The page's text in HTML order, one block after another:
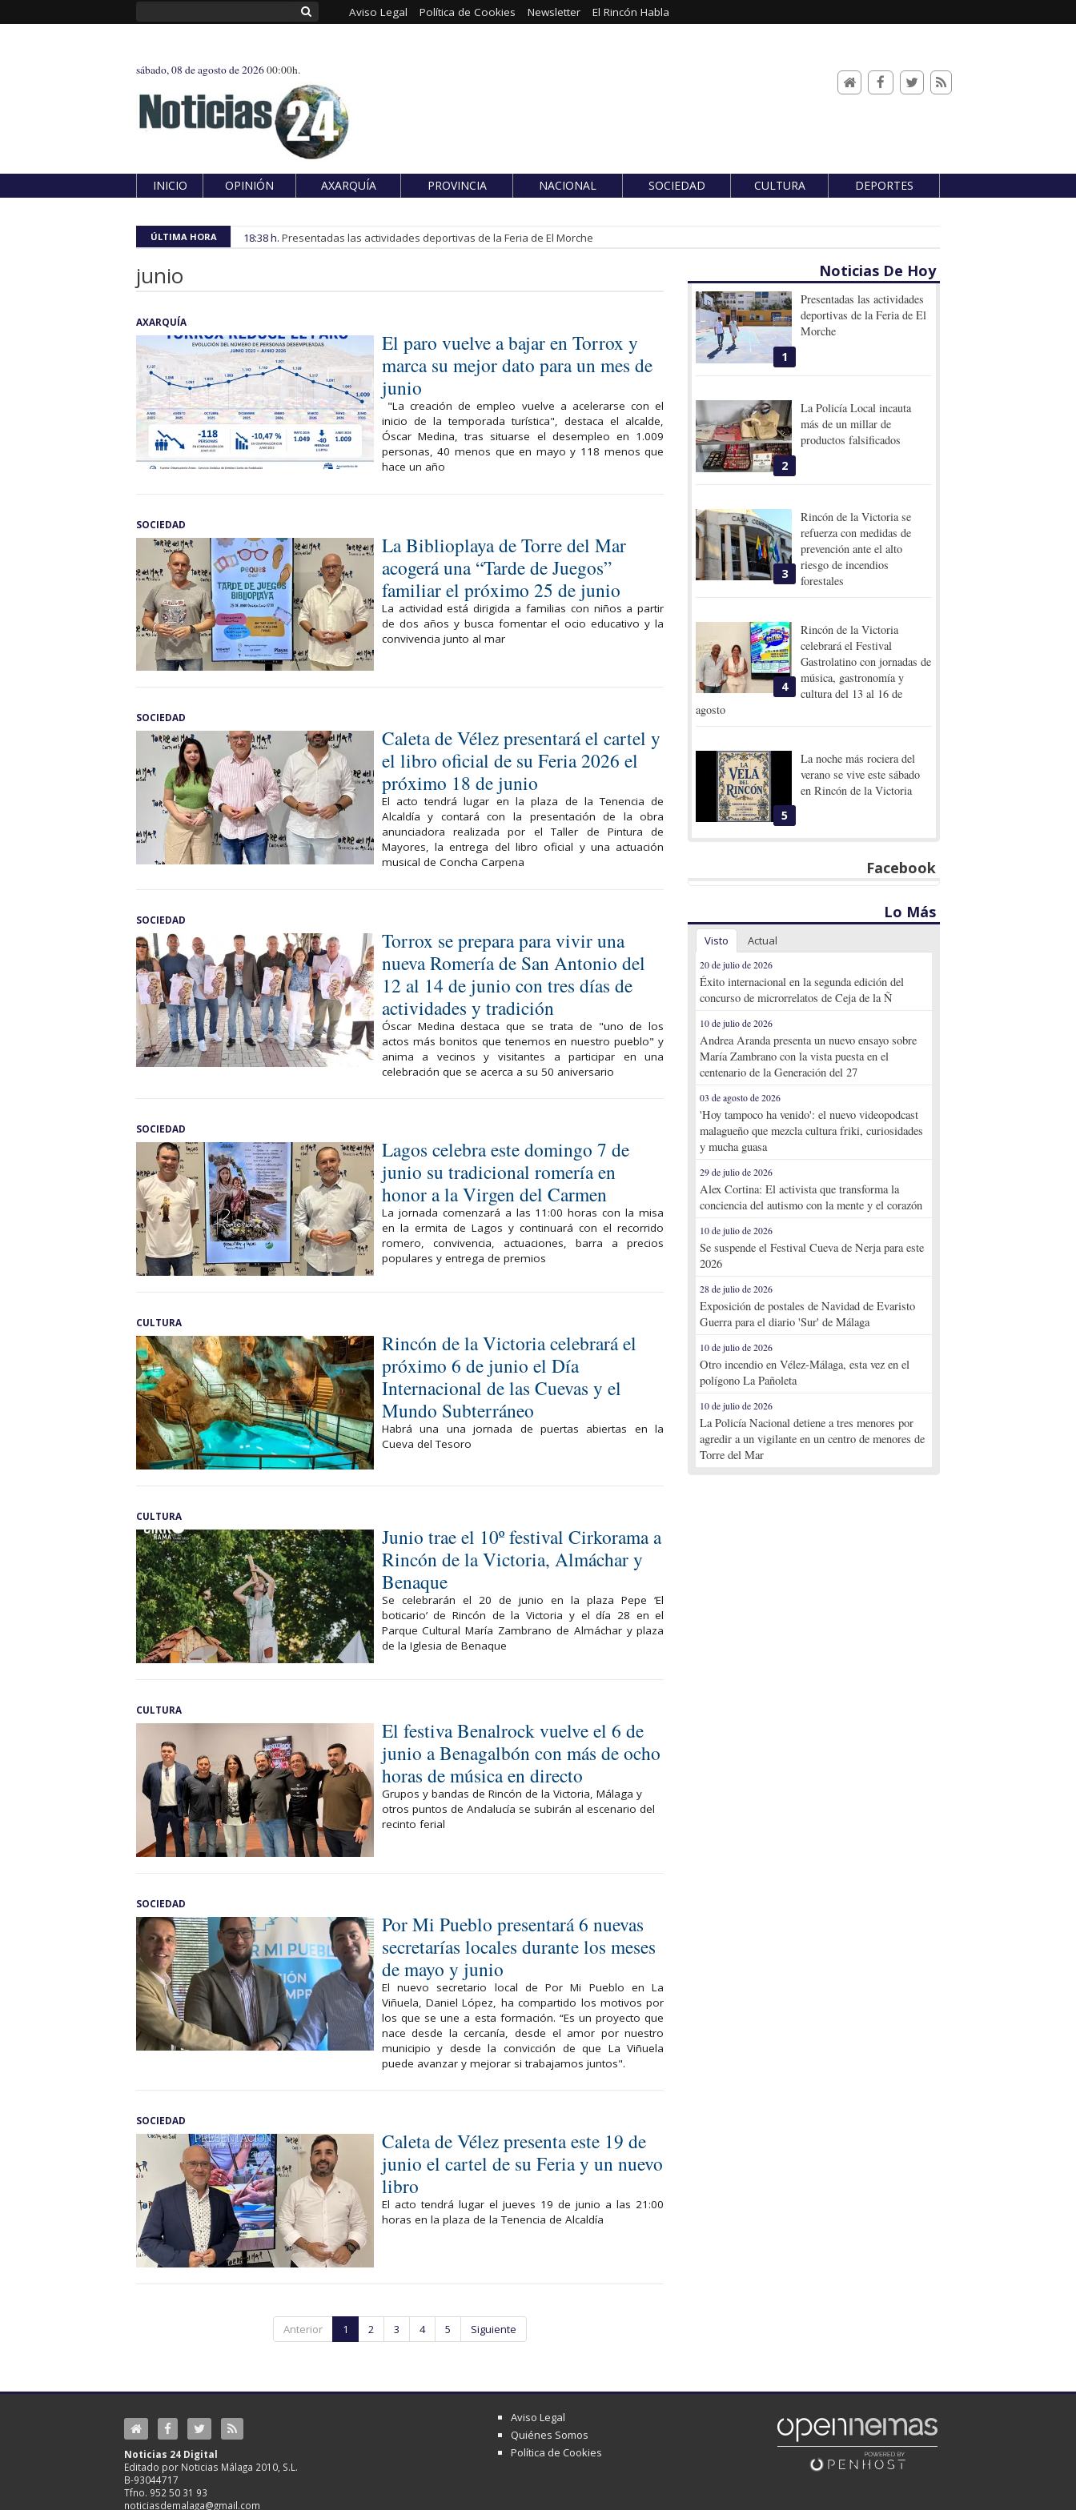
Aviso Legal Política de Cookies Newsletter El Rincón Habla
sábado, 08 de agosto de 202600:00h.
INICIO OPINIÓN AXARQUÍA PROVINCIA NACIONAL SOCIEDAD CULTURA DEPORTES
ÚLTIMA HORA 18:38 h. Presentadas las actividades deportivas de la Feria de El Morche
junio
AXARQUÍA
El paro vuelve a bajar en Torrox y
marca su mejor dato para un mes de
junio
"La creación de empleo vuelve a acelerarse con el
inicio de la temporada turística", destaca el alcalde,
Óscar Medina, tras situarse el desempleo en 1.009
personas, 40 menos que en mayo y 118 menos que
hace un año
SOCIEDAD
La Biblioplaya de Torre del Mar
acogerá una “Tarde de Juegos”
familiar el próximo 25 de junio
La actividad está dirigida a familias con niños a partir
de dos años y busca fomentar el ocio educativo y la
convivencia junto al mar
SOCIEDAD
Caleta de Vélez presentará el cartel y
el libro oficial de su Feria 2026 el
próximo 18 de junio
El acto tendrá lugar en la plaza de la Tenencia de
Alcaldía y contará con la presentación de la obra
anunciadora realizada por el Taller de Pintura de
Mayores, la entrega del libro oficial y una actuación
musical de Concha Carpena
SOCIEDAD
Torrox se prepara para vivir una
nueva Romería de San Antonio del
12 al 14 de junio con tres días de
actividades y tradición
Óscar Medina destaca que se trata de "uno de los
actos más bonitos que tenemos en nuestro pueblo" y
anima a vecinos y visitantes a participar en una
celebración que se acerca a su 50 aniversario
SOCIEDAD
Lagos celebra este domingo 7 de
junio su tradicional romería en
honor a la Virgen del Carmen
La jornada comenzará a las 11:00 horas con la misa
en la ermita de Lagos y continuará con el recorrido
romero, convivencia, actuaciones, barra a precios
populares y entrega de premios
CULTURA
Rincón de la Victoria celebrará el
próximo 6 de junio el Día
Internacional de las Cuevas y el
Mundo Subterráneo
Habrá una una jornada de puertas abiertas en la
Cueva del Tesoro
CULTURA
Junio trae el 10º festival Cirkorama a
Rincón de la Victoria, Almáchar y
Benaque
Se celebrarán el 20 de junio en la plaza Pepe ‘El
boticario’ de Rincón de la Victoria y el día 28 en el
Parque Cultural María Zambrano de Almáchar y plaza
de la Iglesia de Benaque
CULTURA
El festiva Benalrock vuelve el 6 de
junio a Benagalbón con más de ocho
horas de música en directo
Grupos y bandas de Rincón de la Victoria, Málaga y
otros puntos de Andalucía se subirán al escenario del
recinto ferial
SOCIEDAD
Por Mi Pueblo presentará 6 nuevas
secretarías locales durante los meses
de mayo y junio
El nuevo secretario local de Por Mi Pueblo en La
Viñuela, Daniel López, ha compartido los motivos por
los que se une a esta formación. “Es un proyecto que
nace desde la cercanía, desde el amor por nuestro
municipio y desde la convicción de que La Viñuela
puede avanzar y mejorar si trabajamos juntos".
SOCIEDAD
Caleta de Vélez presenta este 19 de
junio el cartel de su Feria y un nuevo
libro
El acto tendrá lugar el jueves 19 de junio a las 21:00
horas en la plaza de la Tenencia de Alcaldía
Anterior 1 2 3 4 5 Siguiente
Noticias De Hoy
1
Presentadas las actividades
deportivas de la Feria de El
Morche
2
La Policía Local incauta
más de un millar de
productos falsificados
3
Rincón de la Victoria se
refuerza con medidas de
prevención ante el alto
riesgo de incendios
forestales
4
Rincón de la Victoria
celebrará el Festival
Gastrolatino con jornadas de
música, gastronomía y
cultura del 13 al 16 de
agosto
5
La noche más rociera del
verano se vive este sábado
en Rincón de la Victoria
Facebook
Lo Más
Visto Actual
20 de julio de 2026
Éxito internacional en la segunda edición del
concurso de microrrelatos de Ceja de la Ñ
10 de julio de 2026
Andrea Aranda presenta un nuevo ensayo sobre
María Zambrano con la vista puesta en el
centenario de la Generación del 27
03 de agosto de 2026
'Hoy tampoco ha venido': el nuevo videopodcast
malagueño que mezcla cultura friki, curiosidades
y mucha guasa
29 de julio de 2026
Alex Cortina: El activista que transforma la
conciencia del autismo con la mente y el corazón
10 de julio de 2026
Se suspende el Festival Cueva de Nerja para este
2026
28 de julio de 2026
Exposición de postales de Navidad de Evaristo
Guerra para el diario 'Sur' de Málaga
10 de julio de 2026
Otro incendio en Vélez-Málaga, esta vez en el
polígono La Pañoleta
10 de julio de 2026
La Policía Nacional detiene a tres menores por
agredir a un vigilante en un centro de menores de
Torre del Mar
Noticias 24 Digital
Editado por Noticias Málaga 2010, S.L.
B-93044717
Tfno. 952 50 31 93
noticiasdemalaga@gmail.com
Aviso Legal
Quiénes Somos
Política de Cookies